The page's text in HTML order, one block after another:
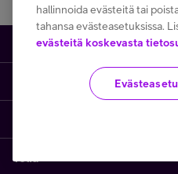
Tuotteet
Yrittäjän palvelut
Yhteystiedot
Kaikki sisällöt
Telia
hallinnoida evästeitä tai
tahansa evästeasetuksissa.
evästeitä koskevasta